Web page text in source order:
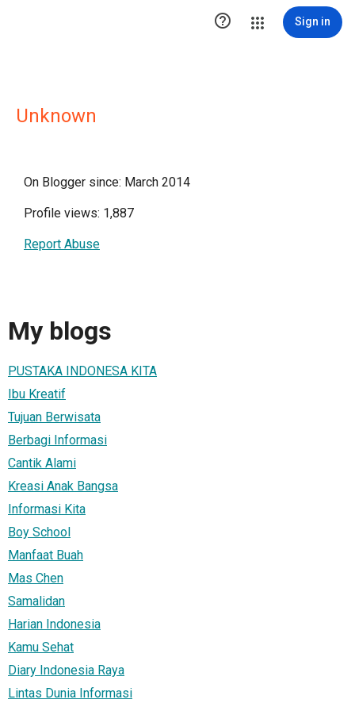
 Sign in
Unknown
On Blogger since: March 2014
Profile views: 1,887
Report Abuse
My blogs
PUSTAKA INDONESA KITA
Ibu Kreatif
Tujuan Berwisata
Berbagi Informasi
Cantik Alami
Kreasi Anak Bangsa
Informasi Kita
Boy School
Manfaat Buah
Mas Chen
Samalidan
Harian Indonesia
Kamu Sehat
Diary Indonesia Raya
Lintas Dunia Informasi